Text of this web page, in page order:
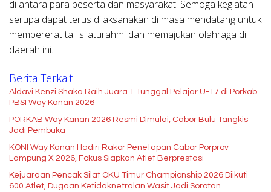
di antara para peserta dan masyarakat. Semoga kegiatan
serupa dapat terus dilaksanakan di masa mendatang untuk
mempererat tali silaturahmi dan memajukan olahraga di
daerah ini.
Berita Terkait
Aldavi Kenzi Shaka Raih Juara 1 Tunggal Pelajar U-17 di Porkab
PBSI Way Kanan 2026
PORKAB Way Kanan 2026 Resmi Dimulai, Cabor Bulu Tangkis
Jadi Pembuka
KONI Way Kanan Hadiri Rakor Penetapan Cabor Porprov
Lampung X 2026, Fokus Siapkan Atlet Berprestasi
Kejuaraan Pencak Silat OKU Timur Championship 2026 Diikuti
600 Atlet, Dugaan Ketidaknetralan Wasit Jadi Sorotan